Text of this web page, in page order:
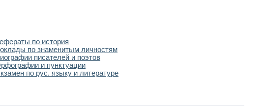
по история
по знаменитым личностям
писателей и поэтов
и пунктуации
по рус. языку и литературе